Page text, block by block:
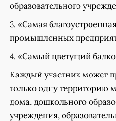
образовательного
3. «Самая
промышленных
4. «Самый цветущий
Каждый участник может
только одну территорию
дома, дошкольного
учреждения,